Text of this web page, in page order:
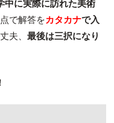
中に実際に訪れた美術
で解答をカタカナで入
夫、 最後は三択になり